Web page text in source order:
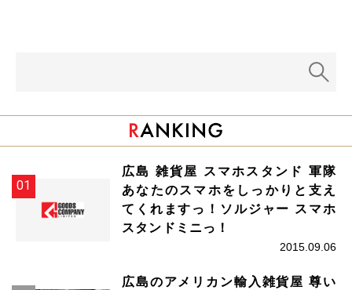
広島 雑貨屋 スマホスタンド 軍隊
あなたのスマホをしっかりと支え
てくれますっ！ソルジャー スマホ
スタンドミニっ！
2015.09.06
広島のアメリカン輸入雑貨屋 尊い